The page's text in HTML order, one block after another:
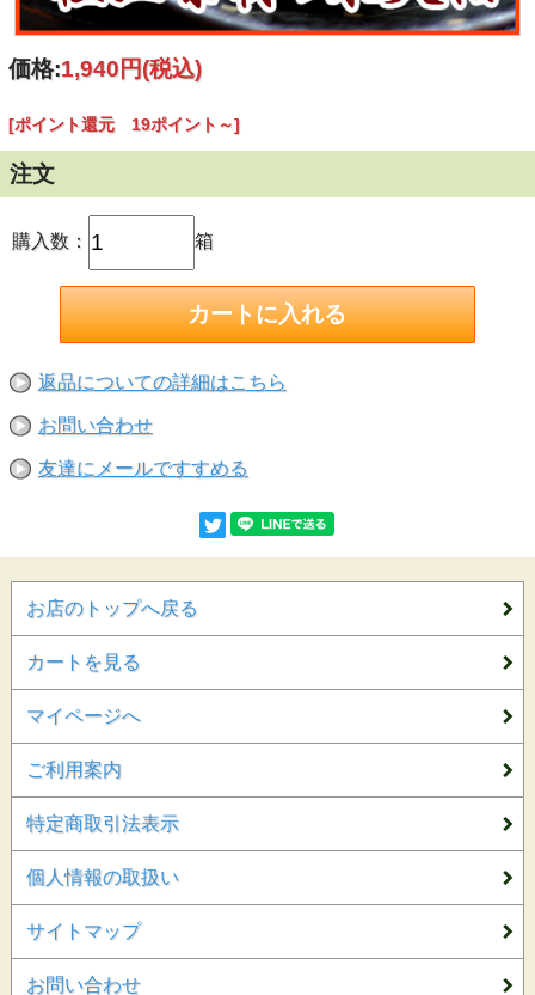
価格:1,940円(税込)
[ポイント還元 19ポイント～]
注文
購入数： 箱
返品についての詳細はこちら
お問い合わせ
友達にメールですすめる
お店のトップへ戻る
カートを見る
マイページへ
ご利用案内
特定商取引法表示
個人情報の取扱い
サイトマップ
お問い合わせ